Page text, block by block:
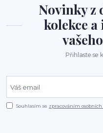
Novinky z
kolekce
Přihlaste se
Souhlasím se zpracováním